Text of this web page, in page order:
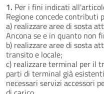
1. Per i fini indicati
Regione concede contributi
a) realizzare aree di sosta
Ancona se e in quanto non
b) realizzare aree di sosta
transito e locale;
c) realizzare terminal per il
parti di terminal già
necessari servizi accessori